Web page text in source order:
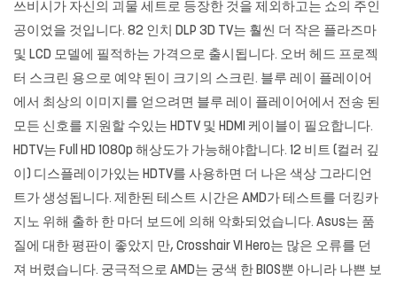
쓰비시가 자신의 괴물 세트로 등장한 것을 제외하고는 쇼의 주인
공이었을 것입니다. 82 인치 DLP 3D TV는 훨씬 더 작은 플라즈마
및 LCD 모델에 필적하는 가격으로 출시됩니다. 오버 헤드 프로젝
터 스크린 용으로 예약 된이 크기의 스크린. 블루 레이 플레이어
에서 최상의 이미지를 얻으려면 블루 레이 플레이어에서 전송 된
모든 신호를 지원할 수있는 HDTV 및 HDMI 케이블이 필요합니다.
HDTV는 Full HD 1080p 해상도가 가능해야합니다. 12 비트 (컬러 깊
이) 디스플레이가있는 HDTV를 사용하면 더 나은 색상 그라디언
트가 생성됩니다. 제한된 테스트 시간은 AMD가 테스트를 더킹카
지노 위해 출하 한 마더 보드에 의해 악화되었습니다. Asus는 품
질에 대한 평판이 좋았지 만, Crosshair VI Hero는 많은 오류를 던
져 버렸습니다. 궁극적으로 AMD는 궁색 한 BIOS뿐 아니라 나쁜 보